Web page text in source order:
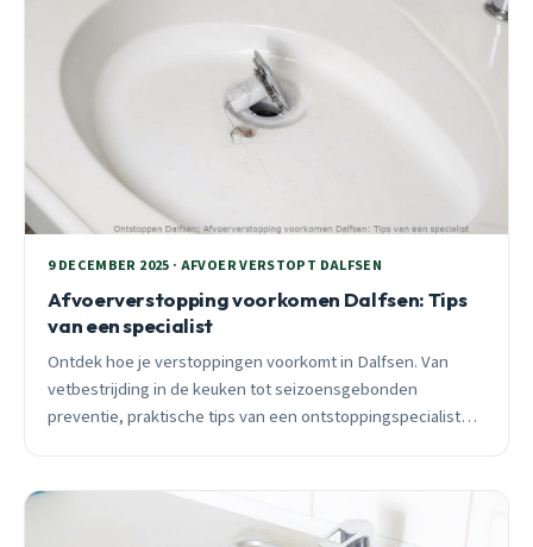
9 DECEMBER 2025 · AFVOER VERSTOPT DALFSEN
Afvoerverstopping voorkomen Dalfsen: Tips
van een specialist
Ontdek hoe je verstoppingen voorkomt in Dalfsen. Van
vetbestrijding in de keuken tot seizoensgebonden
preventie, praktische tips van een ontstoppingspecialist